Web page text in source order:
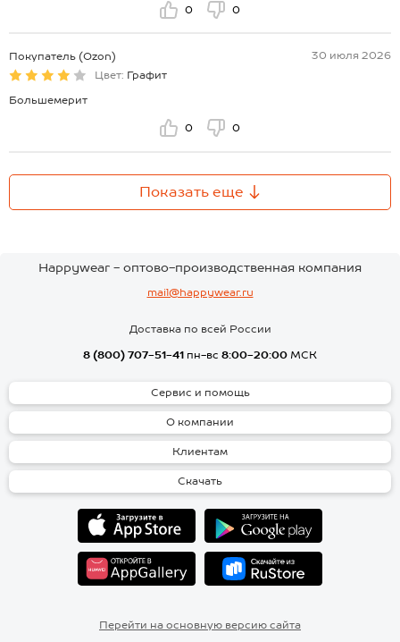
0 0
Покупатель (Ozon)
30 июля 2026
Цвет: Графит
Большемерит
0 0
Показать еще
Happywear - оптово-производственная компания
mail@happywear.ru
Доставка по всей России
8 (800) 707-51-41 пн-вс 8:00-20:00 МСК
Сервис и помощь
О компании
Клиентам
Скачать
Перейти на основную версию сайта